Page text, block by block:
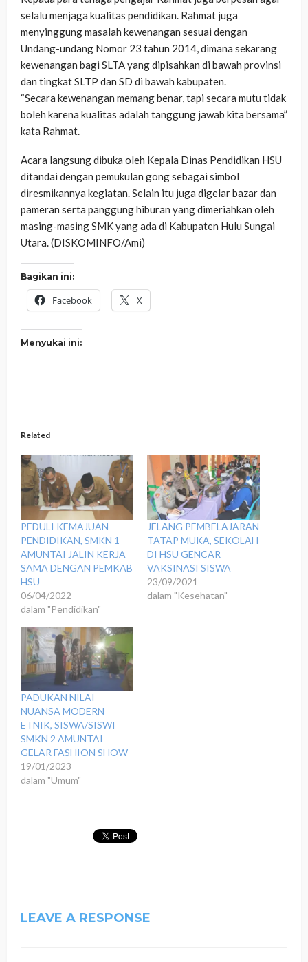
selalu menjaga kualitas pendidikan. Rahmat juga
menyinggung masalah kewenangan sesuai dengan
Undang-undang Nomor 23 tahun 2014, dimana sekarang
kewenangan bagi SLTA yang dipisahkan di bawah provinsi
dan tingkat SLTP dan SD di bawah kabupaten.
“Secara kewenangan memang benar, tapi secara mutu tidak
boleh karena kualitas adalah tanggung jawab kita bersama”
kata Rahmat.
Acara langsung dibuka oleh Kepala Dinas Pendidikan HSU
ditandai dengan pemukulan gong sebagai simbol
diresmikannya kegiatan. Selain itu juga digelar bazar dan
pameran serta panggung hiburan yang dimeriahkan oleh
masing-masing SMK yang ada di Kabupaten Hulu Sungai
Utara. (DISKOMINFO/Ami)
Bagikan ini:
Facebook X
Menyukai ini:
Related
PEDULI KEMAJUAN
PENDIDIKAN, SMKN 1
AMUNTAI JALIN KERJA
SAMA DENGAN PEMKAB
HSU
06/04/2022
dalam "Pendidikan"
JELANG PEMBELAJARAN
TATAP MUKA, SEKOLAH
DI HSU GENCAR
VAKSINASI SISWA
23/09/2021
dalam "Kesehatan"
PADUKAN NILAI
NUANSA MODERN
ETNIK, SISWA/SISWI
SMKN 2 AMUNTAI
GELAR FASHION SHOW
19/01/2023
dalam "Umum"
LEAVE A RESPONSE